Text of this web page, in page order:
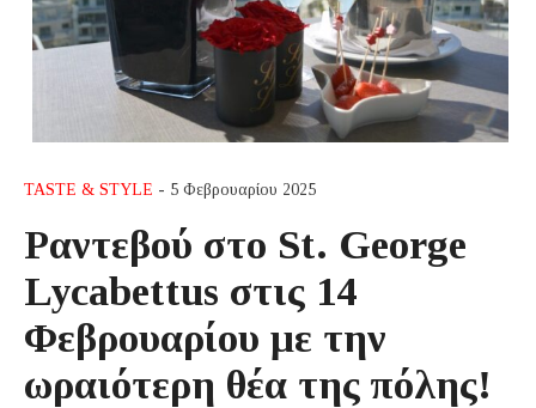
TASTE & STYLE - 5 Φεβρουαρίου 2025
Ραντεβού στο St. George
Lycabettus στις 14
Φεβρουαρίου με την
ωραιότερη θέα της πόλης!